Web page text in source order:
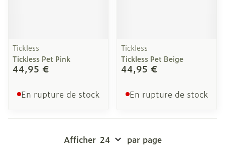
Tickless
Tickless Pet Pink
44,95 €
En rupture de stock
Tickless
Tickless Pet Beige
44,95 €
En rupture de stock
Afficher par page